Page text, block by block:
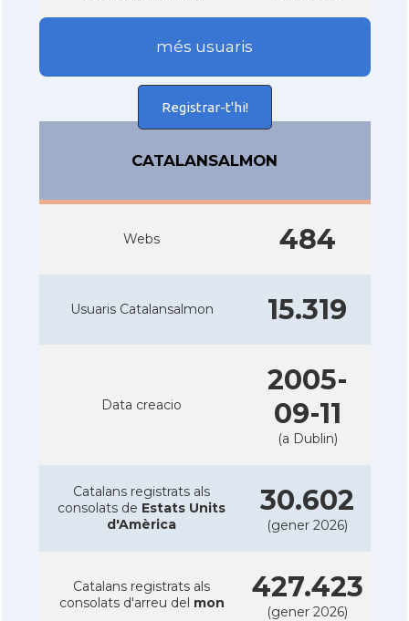
més usuaris
Registrar-t'hi!
CATALANSALMON
Webs 484
Usuaris Catalansalmon 15.319
Data creacio
2005-
09-11
(a Dublin)
Catalans registrats als
consolats de Estats Units
d'Amèrica
30.602
(gener 2026)
Catalans registrats als
consolats d'arreu del mon 427.423
(gener 2026)